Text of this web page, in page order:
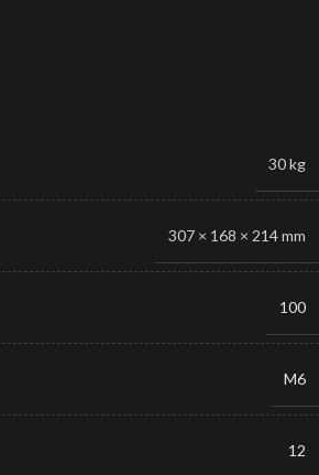
30 kg
307 × 168 × 214 mm
100
M6
12